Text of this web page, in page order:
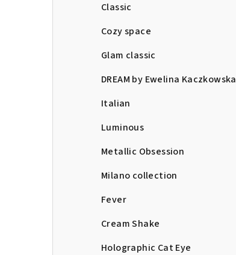
Classic
Cozy space
Glam classic
DREAM by Ewelina Kaczkowska
Italian
Luminous
Metallic Obsession
Milano collection
Fever
Cream Shake
Holographic Cat Eye